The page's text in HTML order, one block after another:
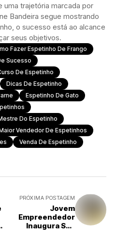
uma trajetória marcada por
Bandeira segue mostrando
o sucesso está ao alcance
seus objetivos.
Fazer Espetinho De Frango
Sucesso
De Espetinho
Dicas De Espetinho
Espetinho De Gato
Do Espetinho
Vendedor De Espetinhos
Venda De Espetinho
PRÓXIMA POSTAGEM
Jovem
Empreendedor
Inaugura Sua